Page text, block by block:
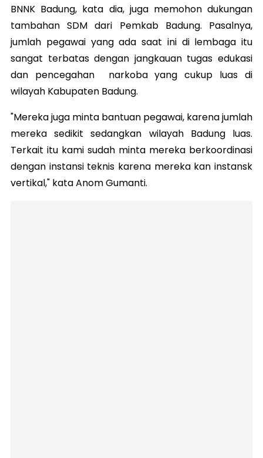
BNNK Badung, kata dia, juga memohon dukungan
tambahan SDM dari Pemkab Badung. Pasalnya,
jumlah pegawai yang ada saat ini di lembaga itu
sangat terbatas dengan jangkauan tugas edukasi
dan pencegahan narkoba yang cukup luas di
wilayah Kabupaten Badung.
"Mereka juga minta bantuan pegawai, karena jumlah
mereka sedikit sedangkan wilayah Badung luas.
Terkait itu kami sudah minta mereka berkoordinasi
dengan instansi teknis karena mereka kan instansk
vertikal," kata Anom Gumanti.